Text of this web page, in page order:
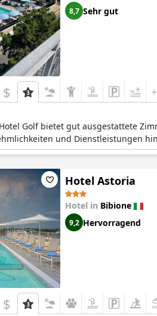
8,7 Sehr gut
$
Golf bietet gut ausgestattete
und Dienstleistungen
Hotel Astoria
Hotel in Bibione
9,2 Hervorragend
$